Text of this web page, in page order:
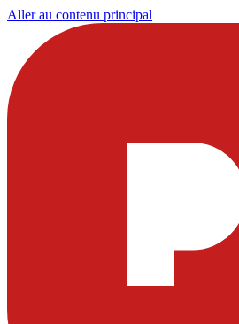
Aller au contenu principal